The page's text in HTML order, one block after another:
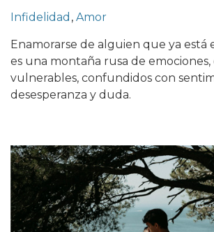
Infidelidad, Amor
Enamorarse de alguien que ya está
es una montaña rusa de
vulnerables, confundidos con
desesperanza y duda.